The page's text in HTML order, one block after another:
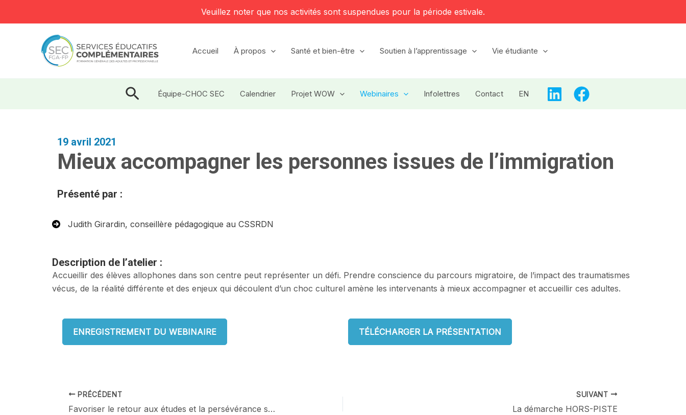
Veuillez noter que nos activités sont suspendues pour la période estivale.
Accueil À propos Santé et bien-être Soutien à l’apprentissage Vie étudiante
Rechercher
Équipe-CHOC SEC Calendrier Projet WOW Webinaires Infolettres Contact EN
19 avril 2021
Mieux accompagner les personnes issues de l’immigration
Présenté par :
Judith Girardin, conseillère pédagogique au CSSRDN
Description de l’atelier :
Accueillir des élèves allophones dans son centre peut représenter un défi. Prendre conscience du parcours migratoire, de l’impact des traumatismes
vécus, de la réalité différente et des enjeux qui découlent d’un choc culturel amène les intervenants à mieux accompagner et accueillir ces adultes.
ENREGISTREMENT DU WEBINAIRE TÉLÉCHARGER LA PRÉSENTATION
Navigation
des
PRÉCÉDENT
Favoriser le retour aux études et la persévérance scolaire des femmes monoparentales en FGA et en FP
SUIVANT
La démarche HORS-PISTE